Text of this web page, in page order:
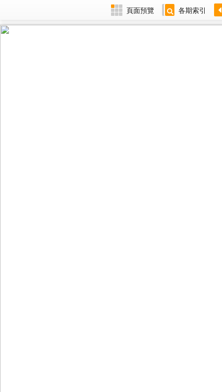
頁面預覽 各期索引